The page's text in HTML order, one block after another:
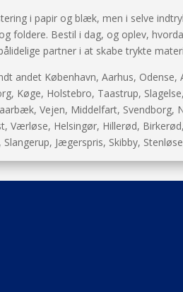
i papir og blæk, men i selve
foldere. Bestil i dag, og oplev,
partner i at skabe trykte
andet København, Aarhus, Odense,
Køge, Holstebro, Taastrup,
Vejen, Middelfart,
Værløse, Helsingør, Hillerød,
Jægerspris, Skibby,